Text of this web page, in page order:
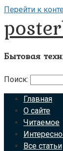
Перейти к
Бытовая
Поиск:
Главная
О сайте
Читаемое
Все статьи